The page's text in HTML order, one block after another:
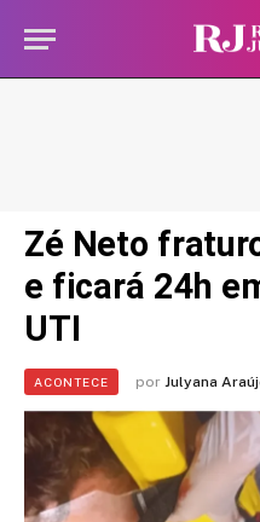
Zé Neto
e ficará 24h
UTI
ACONTECE por Julyana